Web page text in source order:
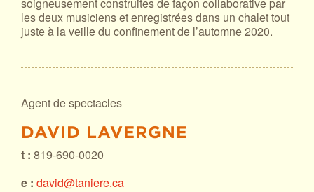
soigneusement construites de façon collaborative par
les deux musiciens et enregistrées dans un chalet tout
juste à la veille du confinement de l’automne 2020.
Agent de spectacles
DAVID LAVERGNE
t : 819-690-0020
e : david@taniere.ca